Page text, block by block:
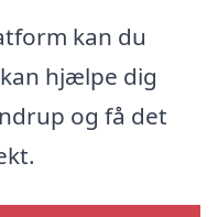
kan du
hjælpe dig
og få det